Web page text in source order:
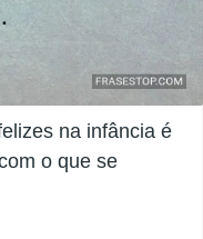
na infância é
o que se